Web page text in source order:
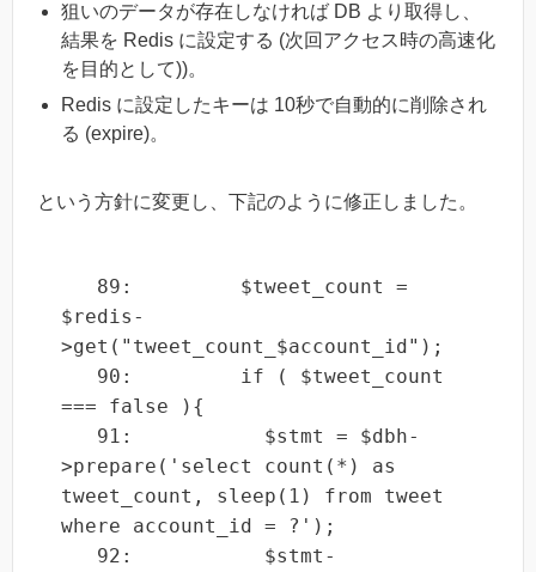
狙いのデータが存在しなければ DB より取得し、
結果を Redis に設定する (次回アクセス時の高速化
を目的として))。
Redis に設定したキーは 10秒で自動的に削除され
る (expire)。
という方針に変更し、下記のように修正しました。
$redis-
>get("tweet_count_$account_id");
=== false ){
>prepare('select count(*) as
tweet_count, sleep(1) from tweet
where account_id = ?');